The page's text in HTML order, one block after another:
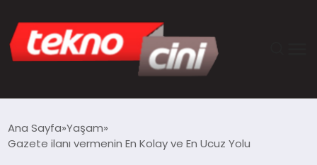
Ana Sayfa Yaşam
Gazete ilanı vermenin En Kolay ve En Ucuz Yolu